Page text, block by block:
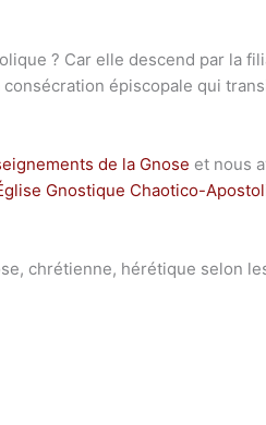
? Car elle descend par la
épiscopale qui
de la Gnose et nous
Gnostique Chaotico-
chrétienne, hérétique selon